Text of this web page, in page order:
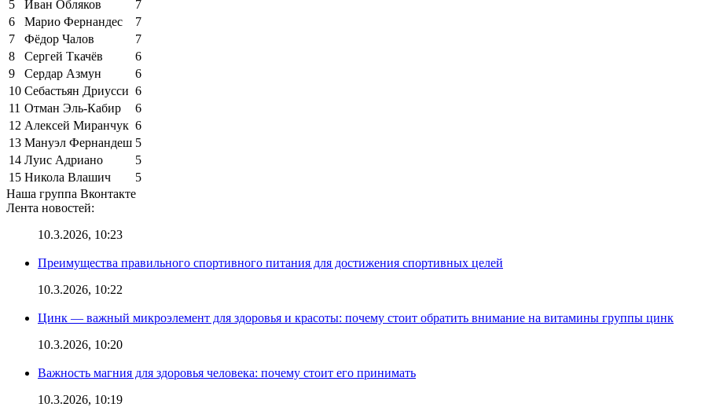
5
Иван Обляков
7
6
Марио Фернандес
7
7
Фёдор Чалов
7
8
Сергей Ткачёв
6
9
Сердар Азмун
6
10 Себастьян Дриусси 6
11 Отман Эль-Кабир
6
12 Алексей Миранчук 6
13 Мануэл Фернандеш 5
14 Луис Адриано
5
15 Никола Влашич
5
Наша группа Вконтакте
Лента новостей:
10.3.2026, 10:23
Преимущества правильного спортивного питания для достижения спортивных целей
10.3.2026, 10:22
Цинк — важный микроэлемент для здоровья и красоты: почему стоит обратить внимание на витамины группы цинк
10.3.2026, 10:20
Важность магния для здоровья человека: почему стоит его принимать
10.3.2026, 10:19